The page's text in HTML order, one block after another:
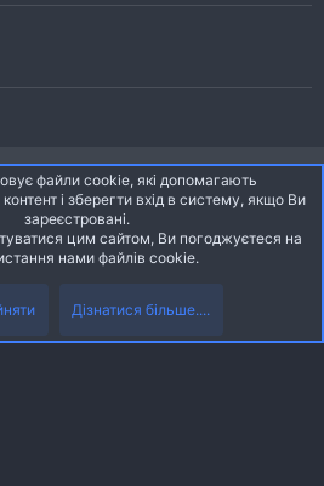
® © 2010-2026 XenForo Ltd.
© 2010-2022 XenForo Ltd. | dev: Pages
файли cookie, які допомагають
і зберегти вхід в систему, якщо Ви
зареєстровані.
цим сайтом, Ви погоджуєтеся на
нами файлів cookie.
Дізнатися більше....